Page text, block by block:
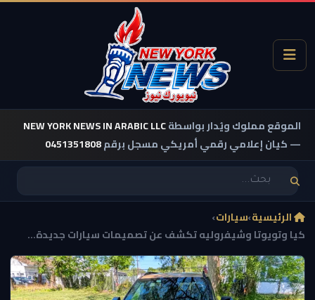
الموقع مملوك ويُدار بواسطةNEW YORK NEWS IN ARABIC LLC
— كيان إعلامي رقمي أمريكي مسجل برقم0451351808
الرئيسية›سيارات›
كيا وتويوتا وشيفروليه تكشف عن تصميمات سيارات جديدة...